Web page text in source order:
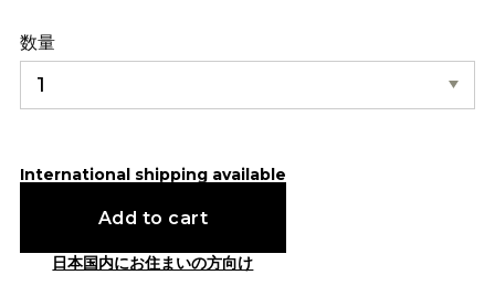
数量
International shipping available
Add to cart
日本国内にお住まいの方向け